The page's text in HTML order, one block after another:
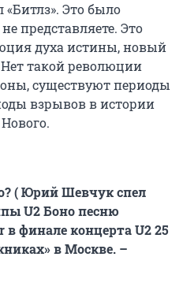
Это было
представляете. Это
духа истины, новый
такой революции
существуют периоды
взрывов в истории
( Юрий Шевчук спел
U2 Боно песню
в финале концерта U2 25
в Москве. –